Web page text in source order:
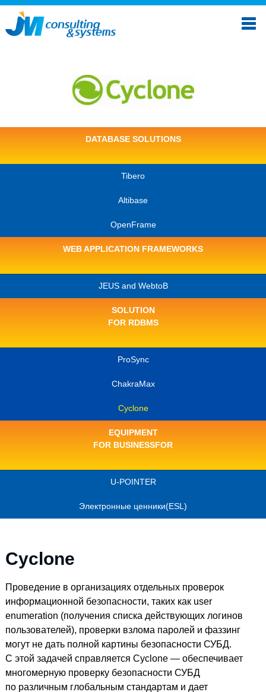
DATABASE SOLUTIONS
Tibero
Altibase
OpenFrame
WEB APPLICATION FRAMEWORKS
JEUS and WebtoB
SOLUTION
FOR RDBMS
ProSync
ChakraMax
Cyclone
EQUIPMENT
FOR BUSINESSFOR
U-POINTER
Электронные ценники(ESL)
Cyclone
Проведение в организациях отдельных проверок
информационной безопасности, таких как user
enumeration (получения списка действующих логинов
пользователей), проверки взлома паролей и фаззинг
могут не дать полной картины безопасности СУБД.
С этой задачей справляется Cyclone — обеспечивает
многомерную проверку безопасности СУБД
по различным глобальным стандартам и дает